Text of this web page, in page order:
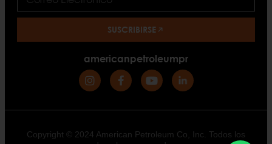
SUSCRIBIRSE
americanpetroleumpr
Copyright © 2024 American Petroleum Co, Inc. Todos los